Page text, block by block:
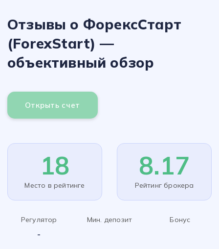
Отзывы о ФорексСтарт
(ForexStart) —
объективный обзор
Открыть счет
18
Место в рейтинге
8.17
Рейтинг брокера
Регулятор
-
Мин. депозит Бонус